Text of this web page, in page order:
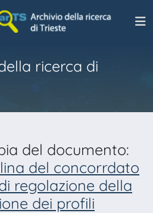
ricerca di
del documento:
del concorrdato
regolazione della
dei profili